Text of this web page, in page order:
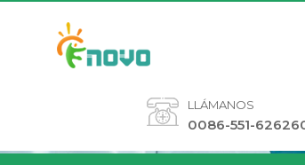
LLÁMANOS
0086-551-